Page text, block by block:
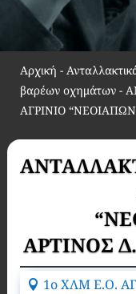
Αρχική -
βαρέων οχημάτων-
ΑΓΡΙΝΙΟ
ΑΡΤΙΝΟΣ
1ο ΧΛΜ Ε.Ο.